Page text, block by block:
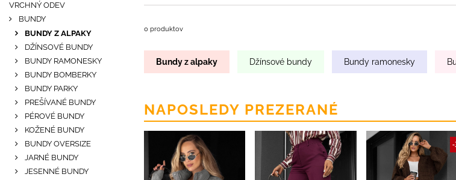
VRCHNÝ ODEV
BUNDY
BUNDY Z ALPAKY
DŽÍNSOVÉ BUNDY
BUNDY RAMONESKY
BUNDY BOMBERKY
BUNDY PARKY
PREŠÍVANÉ BUNDY
PÉROVÉ BUNDY
KOŽENÉ BUNDY
BUNDY OVERSIZE
JARNÉ BUNDY
JESENNÉ BUNDY
0 produktov
Bundy z alpaky Džínsové bundy Bundy ramonesky
NAPOSLEDY PREZERANÉ